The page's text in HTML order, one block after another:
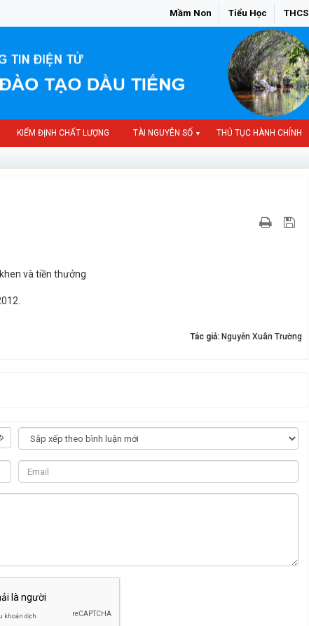
Mầm Non Tiểu Học THCS
KIỂM ĐỊNH CHẤT LƯỢNG TÀI NGUYÊN SỐ ▼ THỦ TỤC HÀNH CHÍNH
và tiền thưởng
Tác giả: Nguyễn Xuân Trường